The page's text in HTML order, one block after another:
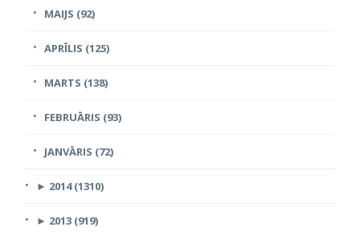
MAIJS (92)
APRĪLIS (125)
MARTS (138)
FEBRUĀRIS (93)
JANVĀRIS (72)
► 2014 (1310)
► 2013 (919)